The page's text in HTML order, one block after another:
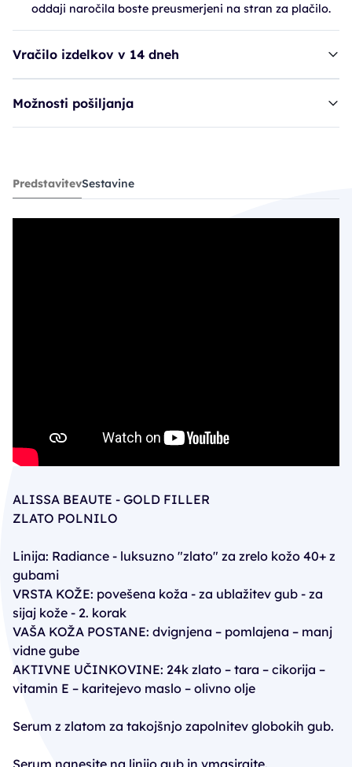
oddaji naročila boste preusmerjeni na stran za plačilo.
Vračilo izdelkov v 14 dneh
Možnosti pošiljanja
serum ASB Gold Filler
26,90€
PredstavitevSestavine
ALISSA BEAUTE - GOLD FILLER
ZLATO POLNILO
Linija: Radiance - luksuzno "zlato" za zrelo kožo 40+ z
gubami
VRSTA KOŽE: povešena koža - za ublažitev gub - za
sijaj kože - 2. korak
VAŠA KOŽA POSTANE: dvignjena – pomlajena – manj
vidne gube
AKTIVNE UČINKOVINE: 24k zlato – tara – cikorija –
vitamin E – karitejevo maslo – olivno olje
Serum z zlatom za takojšnjo zapolnitev globokih gub.
Serum nanesite na linijo gub in vmasirajte.